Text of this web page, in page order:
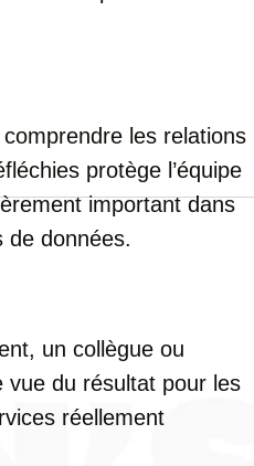
les relations
protège l’équipe
important dans
de données.
un collègue ou
vue du résultat pour les
réellement